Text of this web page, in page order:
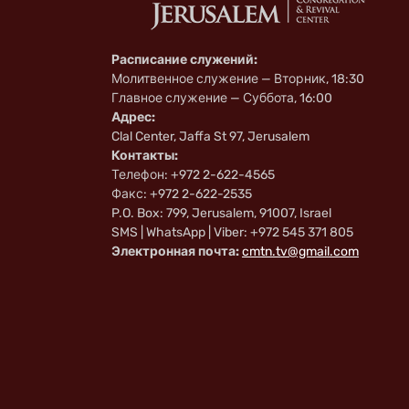
Расписание служений:
Молитвенное служение — Вторник, 18:30
Главное служение — Суббота, 16:00
Адрес:
Clal Center, Jaffa St 97, Jerusalem
Контакты:
Телефон: +972 2-622-4565
Факс: +972 2-622-2535
P.O. Box: 799, Jerusalem, 91007, Israel
SMS | WhatsApp | Viber: +972 545 371 805
Электронная почта:cmtn.tv@gmail.com